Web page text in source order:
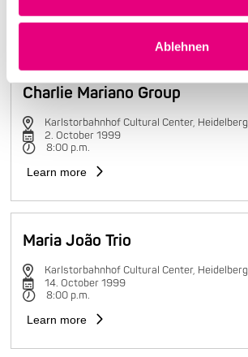
Ablehnen
Learn more
Charlie Mariano Group
Karlstorbahnhof Cultural Center, Heidelberg
2. October 1999
8:00 p.m.
Learn more
Maria João Trio
Karlstorbahnhof Cultural Center, Heidelberg
14. October 1999
8:00 p.m.
Learn more